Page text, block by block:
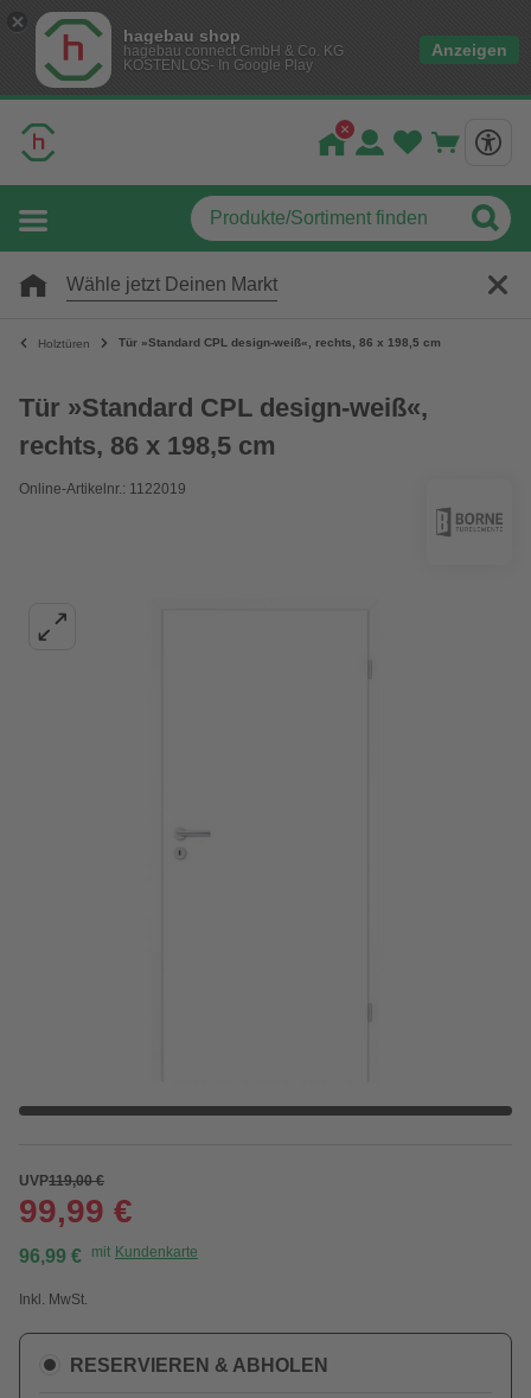
hagebau shop
hagebau connect GmbH & Co. KG
KOSTENLOS- In Google Play
Anzeigen
Wähle jetzt Deinen Markt
Holztüren Tür »Standard CPL design-weiß«, rechts, 86 x 198,5 cm
Tür »Standard CPL design-weiß«,
rechts, 86 x 198,5 cm
Online-Artikelnr.: 1122019
UVP119,00 €
99,99 €
96,99 € mit Kundenkarte
Inkl. MwSt.
RESERVIEREN & ABHOLEN